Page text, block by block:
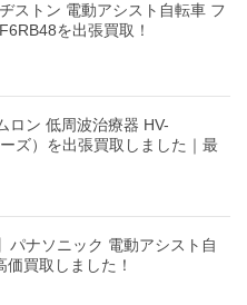
ストン 電動アシスト自転車 フ
を出張買取！
ロン 低周波治療器 HV-
ズ）を出張買取しました｜最
パナソニック 電動アシスト自
買取しました！